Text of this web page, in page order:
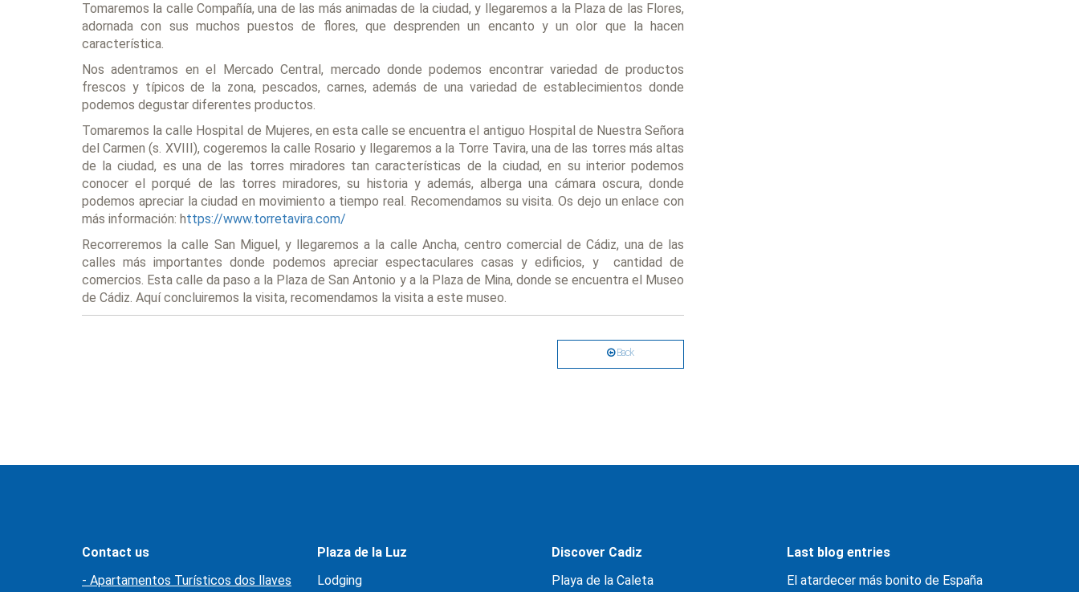
Tomaremos la calle Compañía, una de las más animadas de la ciudad, y llegaremos a la Plaza de las Flores,
adornada con sus muchos puestos de flores, que desprenden un encanto y un olor que la hacen
característica.
Nos adentramos en el Mercado Central, mercado donde podemos encontrar variedad de productos
frescos y típicos de la zona, pescados, carnes, además de una variedad de establecimientos donde
podemos degustar diferentes productos.
Tomaremos la calle Hospital de Mujeres, en esta calle se encuentra el antiguo Hospital de Nuestra Señora
del Carmen (s. XVIII), cogeremos la calle Rosario y llegaremos a la Torre Tavira, una de las torres más altas
de la ciudad, es una de las torres miradores tan características de la ciudad, en su interior podemos
conocer el porqué de las torres miradores, su historia y además, alberga una cámara oscura, donde
podemos apreciar la ciudad en movimiento a tiempo real. Recomendamos su visita. Os dejo un enlace con
más información: https://www.torretavira.com/
Recorreremos la calle San Miguel, y llegaremos a la calle Ancha, centro comercial de Cádiz, una de las
calles más importantes donde podemos apreciar espectaculares casas y edificios, y cantidad de
comercios. Esta calle da paso a la Plaza de San Antonio y a la Plaza de Mina, donde se encuentra el Museo
de Cádiz. Aquí concluiremos la visita, recomendamos la visita a este museo.
Back
Contact us
- Apartamentos Turísticos dos llaves
Plaza de la Luz
Lodging
Discover Cadiz
Playa de la Caleta
Last blog entries
El atardecer más bonito de España